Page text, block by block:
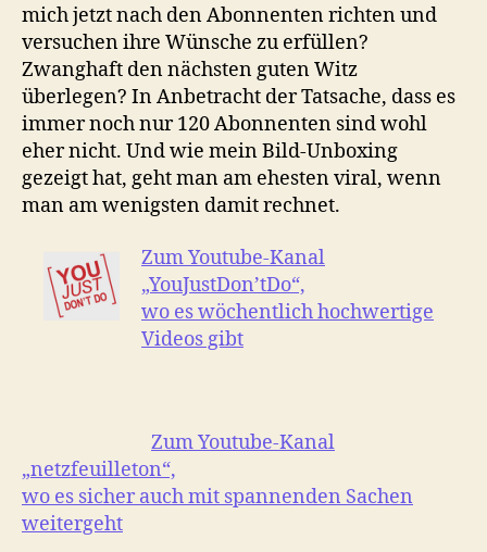
mich jetzt nach den Abonnenten richten und
versuchen ihre Wünsche zu erfüllen?
Zwanghaft den nächsten guten Witz
überlegen? In Anbetracht der Tatsache, dass es
immer noch nur 120 Abonnenten sind wohl
eher nicht. Und wie mein Bild-Unboxing
gezeigt hat, geht man am ehesten viral, wenn
man am wenigsten damit rechnet.
Zum Youtube-Kanal
„YouJustDon’tDo“,
wo es wöchentlich hochwertige
Videos gibt
Zum Youtube-Kanal
„netzfeuilleton“,
wo es sicher auch mit spannenden Sachen
weitergeht